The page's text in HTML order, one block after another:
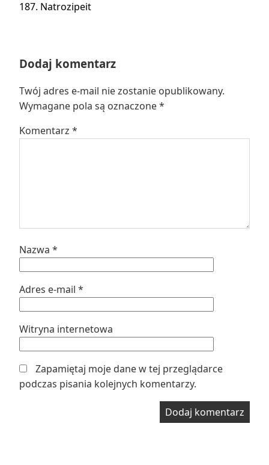
Następny
187. Natrozipeit
Dodaj komentarz
Twój adres e-mail nie zostanie opublikowany.
Wymagane pola są oznaczone*
Komentarz *
Nazwa *
Adres e-mail *
Witryna internetowa
Zapamiętaj moje dane w tej przeglądarce
podczas pisania kolejnych komentarzy.